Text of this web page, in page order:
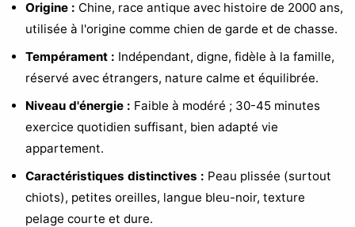
Origine : Chine, race antique avec histoire de 2000 ans,
utilisée à l'origine comme chien de garde et de chasse.
Tempérament : Indépendant, digne, fidèle à la famille,
réservé avec étrangers, nature calme et équilibrée.
Niveau d'énergie : Faible à modéré ; 30-45 minutes
exercice quotidien suffisant, bien adapté vie
appartement.
Caractéristiques distinctives : Peau plissée (surtout
chiots), petites oreilles, langue bleu-noir, texture
pelage courte et dure.